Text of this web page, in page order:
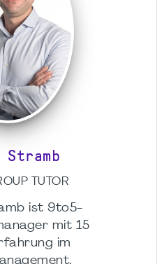
Stramb
TUTOR
ist 9to5-
mit 15
im